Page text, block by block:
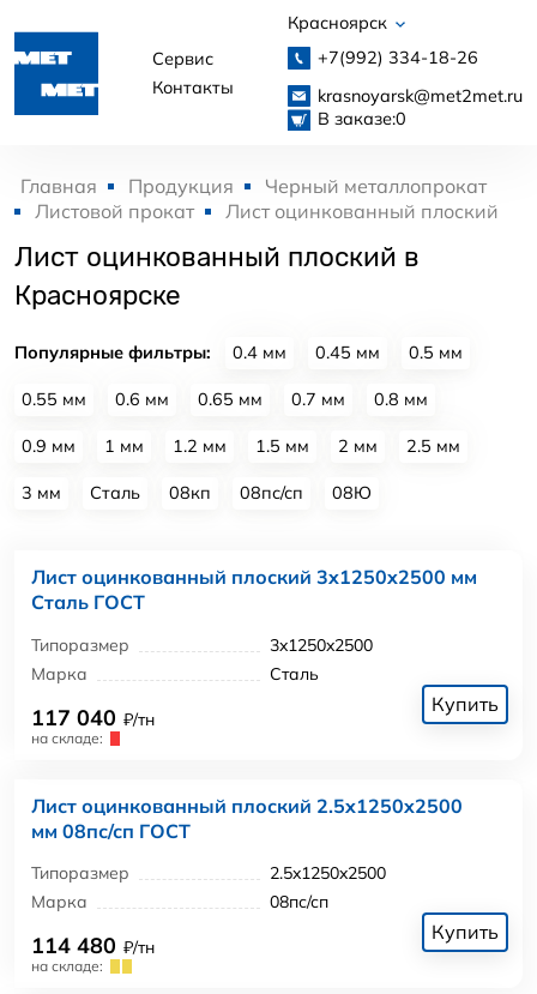
Сервис
Контакты
Красноярск
+7(992) 334-18-26
krasnoyarsk@met2met.ru
В заказе:0
Главная Продукция
Черный металлопрокат
Листовой прокат
Лист оцинкованный плоский
Лист оцинкованный плоский в
Красноярске
Популярные фильтры: 0.4 мм 0.45 мм 0.5 мм
0.55 мм 0.6 мм 0.65 мм 0.7 мм 0.8 мм
0.9 мм 1 мм 1.2 мм 1.5 мм 2 мм 2.5 мм
3 мм Сталь 08кп 08пс/сп 08Ю
Лист оцинкованный плоский 3x1250x2500 мм
Сталь ГОСТ
Типоразмер
3x1250x2500
Марка
Сталь
117 040 ₽/тн
на складе:
Купить
Лист оцинкованный плоский 2.5x1250x2500
мм 08пс/сп ГОСТ
Типоразмер
2.5x1250x2500
Марка
08пс/сп
114 480 ₽/тн
на складе:
Купить